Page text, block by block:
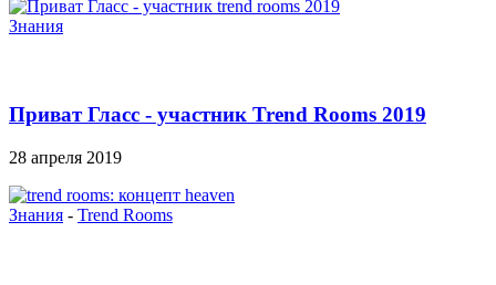
Знания
Приват Гласс - участник Trend Rooms 2019
28 апреля 2019
Знания - Trend Rooms